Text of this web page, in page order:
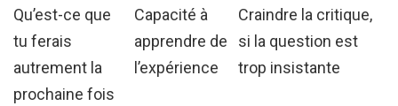
Qu’est-ce que
tu ferais
autrement la
prochaine fois
Capacité à
apprendre de
l’expérience
Craindre la critique,
si la question est
trop insistante